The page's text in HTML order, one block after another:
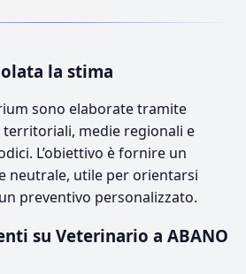
la stima
sono elaborate tramite
medie regionali e
L’obiettivo è fornire un
neutrale, utile per orientarsi
preventivo personalizzato.
su Veterinario a ABANO